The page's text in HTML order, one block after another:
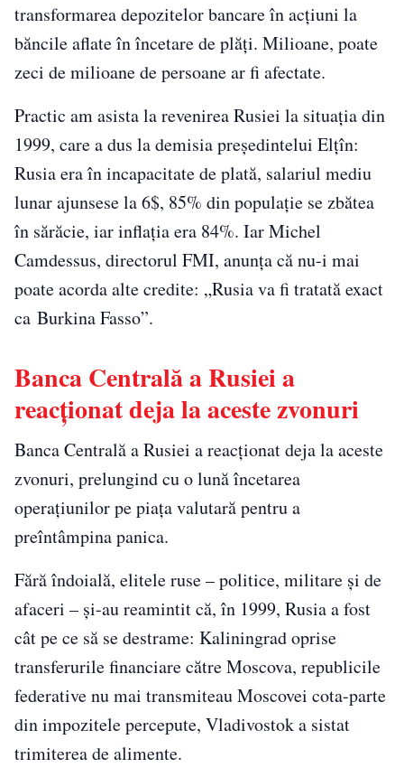
transformarea depozitelor bancare în acțiuni la
băncile aflate în încetare de plăți. Milioane, poate
zeci de milioane de persoane ar fi afectate.
Practic am asista la revenirea Rusiei la situația din
1999, care a dus la demisia președintelui Elțîn:
Rusia era în incapacitate de plată, salariul mediu
lunar ajunsese la 6$, 85% din populație se zbătea
în sărăcie, iar inflația era 84%. Iar Michel
Camdessus, directorul FMI, anunța că nu-i mai
poate acorda alte credite: „Rusia va fi tratată exact
ca Burkina Fasso”.
Banca Centrală a Rusiei a
reacționat deja la aceste zvonuri
Banca Centrală a Rusiei a reacționat deja la aceste
zvonuri, prelungind cu o lună încetarea
operațiunilor pe piața valutară pentru a
preîntâmpina panica.
Fără îndoială, elitele ruse – politice, militare și de
afaceri – și-au reamintit că, în 1999, Rusia a fost
cât pe ce să se destrame: Kaliningrad oprise
transferurile financiare către Moscova, republicile
federative nu mai transmiteau Moscovei cota-parte
din impozitele percepute, Vladivostok a sistat
trimiterea de alimente.